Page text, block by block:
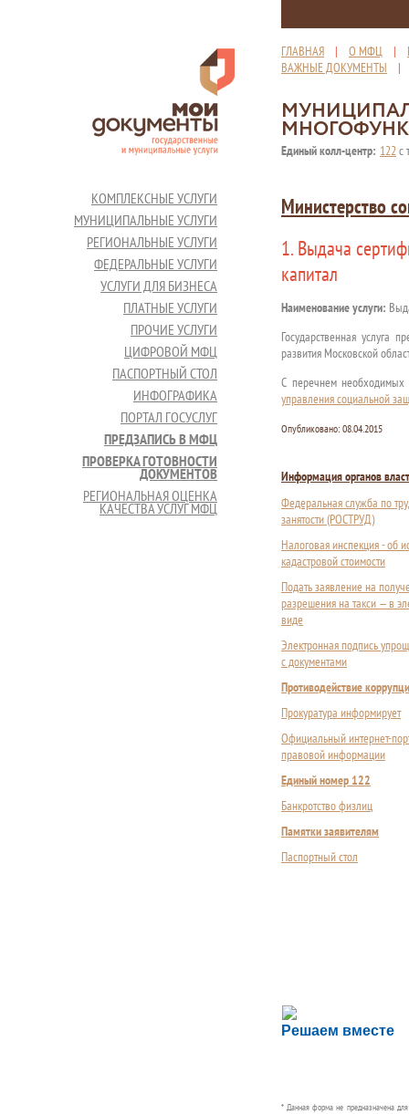
ГЛАВНАЯ | О МФЦ |
ВАЖНЫЕ ДОКУМЕНТЫ
Единый колл-центр: 122с
КОМПЛЕКСНЫЕ УСЛУГИ
МУНИЦИПАЛЬНЫЕ УСЛУГИ
РЕГИОНАЛЬНЫЕ УСЛУГИ
ФЕДЕРАЛЬНЫЕ УСЛУГИ
УСЛУГИ ДЛЯ БИЗНЕСА
ПЛАТНЫЕ УСЛУГИ
ПРОЧИЕ УСЛУГИ
ЦИФРОВОЙ МФЦ
ПАСПОРТНЫЙ СТОЛ
ИНФОГРАФИКА
ПОРТАЛ ГОСУСЛУГ
ПРЕДЗАПИСЬ В МФЦ
ПРОВЕРКА ГОТОВНОСТИ
ДОКУМЕНТОВ
РЕГИОНАЛЬНАЯ ОЦЕНКА
КАЧЕСТВА УСЛУГ МФЦ
Министерство
1. Выдача
капитал
Наименование услуги:
Государственная услуга
развития Московской
С перечнем необходимых
управления социальной
Опубликовано: 08.04.2015
Информация органов
Федеральная служба по
занятости (РОСТРУД)
Налоговая инспекция - об
кадастровой стоимости
Подать заявление на
разрешения на такси — в
виде
Электронная подпись
с документами
Противодействие
Прокуратура информирует
Официальный интернет-
правовой информации
Единый номер 122
Банкротство физлиц
Памятки заявителям
Паспортный стол
Решаем вместе
Сложности с
Сообщите об этом
* Данная форма не предназначена